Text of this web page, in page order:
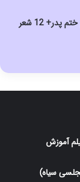
24 بهترین متن سخنرانی مراسم ختم پدر+ 12 شعر